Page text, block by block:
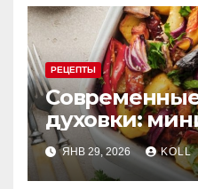
РЕЦЕПТЫ
духовки:
усилия,
ЯНВ 29, 2026 KOLL